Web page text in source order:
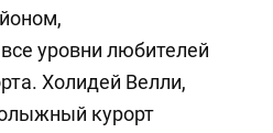
уровни любителей
Холидей Велли,
курорт